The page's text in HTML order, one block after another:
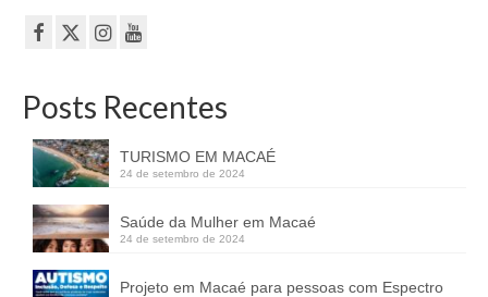
Posts Recentes
TURISMO EM MACAÉ
24 de setembro de 2024
Saúde da Mulher em Macaé
24 de setembro de 2024
Projeto em Macaé para pessoas com Espectro